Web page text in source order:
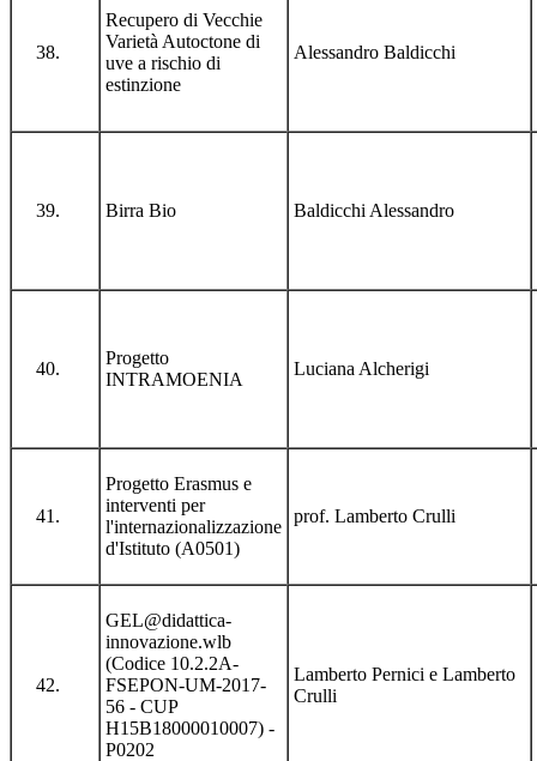
Recupero di Vecchie
Varietà Autoctone di
uve a rischio di
estinzione
Alessandro Baldicchi
Birra Bio Baldicchi Alessandro
Progetto
INTRAMOENIA
Luciana Alcherigi
Progetto Erasmus e
interventi per
l'internazionalizzazione
d'Istituto (A0501)
prof. Lamberto Crulli
GEL@didattica-
innovazione.wlb
(Codice 10.2.2A-
FSEPON-UM-2017-
56 - CUP
H15B18000010007) -
P0202
Lamberto Pernici e Lamberto
Crulli